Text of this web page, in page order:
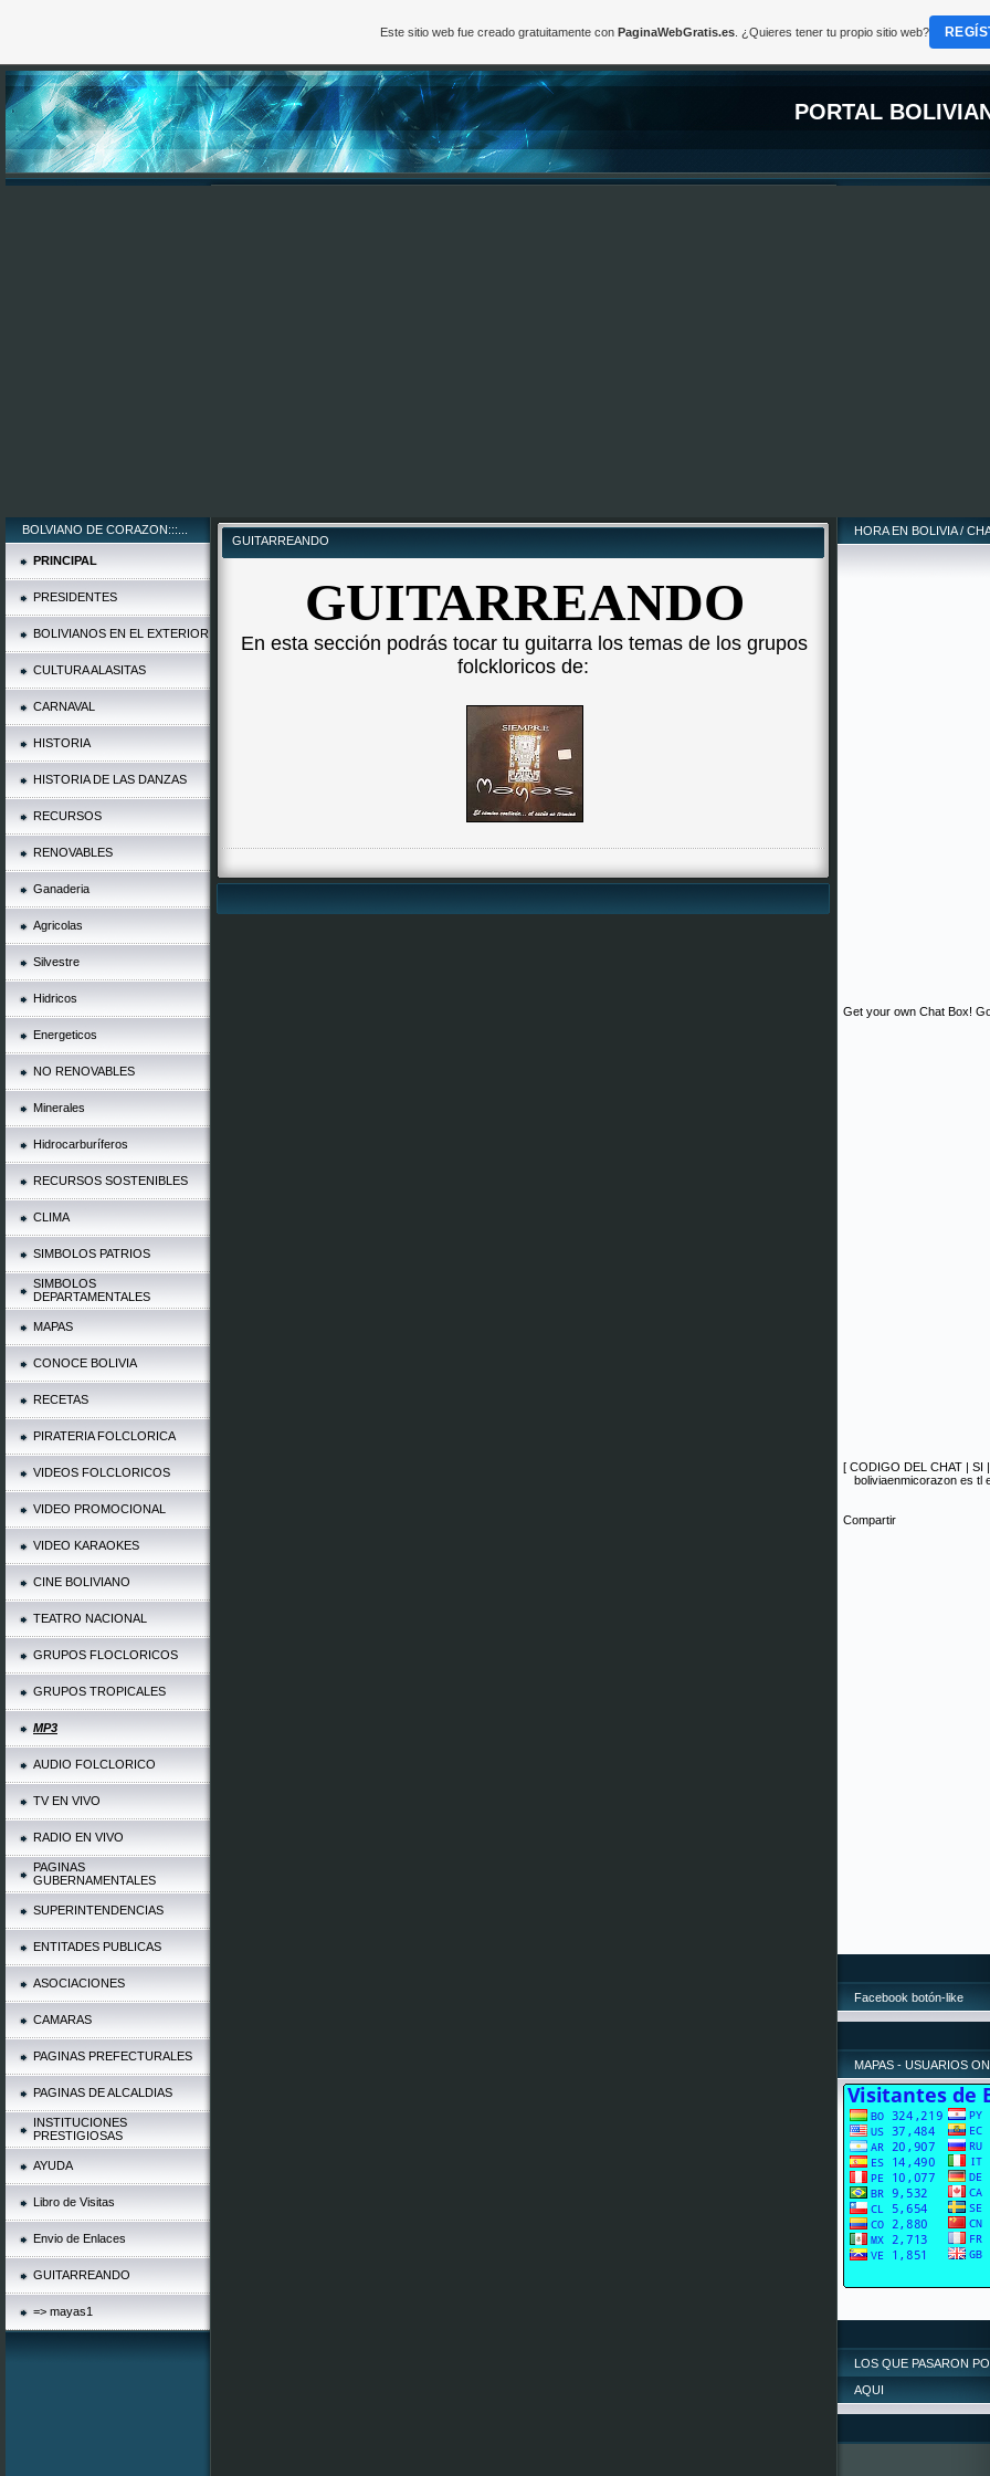
PORTAL
BOLVIANO DE CORAZON:::...
PRINCIPAL
PRESIDENTES
BOLIVIANOS EN EL EXTERIOR
CULTURA ALASITAS
CARNAVAL
HISTORIA
HISTORIA DE LAS DANZAS
RECURSOS
RENOVABLES
Ganaderia
Agricolas
Silvestre
Hidricos
Energeticos
NO RENOVABLES
Minerales
Hidrocarburíferos
RECURSOS SOSTENIBLES
CLIMA
SIMBOLOS PATRIOS
SIMBOLOS
DEPARTAMENTALES
MAPAS
CONOCE BOLIVIA
RECETAS
PIRATERIA FOLCLORICA
VIDEOS FOLCLORICOS
VIDEO PROMOCIONAL
VIDEO KARAOKES
CINE BOLIVIANO
TEATRO NACIONAL
GRUPOS FLOCLORICOS
GRUPOS TROPICALES
MP3
AUDIO FOLCLORICO
TV EN VIVO
RADIO EN VIVO
PAGINAS
GUBERNAMENTALES
SUPERINTENDENCIAS
ENTITADES PUBLICAS
ASOCIACIONES
CAMARAS
PAGINAS PREFECTURALES
PAGINAS DE ALCALDIAS
INSTITUCIONES
PRESTIGIOSAS
AYUDA
Libro de Visitas
Envio de Enlaces
GUITARREANDO
=> mayas1
GUITARREANDO
GUITARREANDO
En esta sección podrás tocar tu guitarra los temas de los grupos
folckloricos de:
HORA EN BOLIVIA /
Get your own Chat Box!
[ CODIGO DEL CHAT | SI
boliviaenmicorazon es tl
Compartir
Facebook botón-like
MAPAS - USUARIOS
LOS QUE PASARON
AQUI
Este sitio web fue creado gratuitamente con PaginaWebGratis.es. ¿Quieres tener tu propio sitio web?